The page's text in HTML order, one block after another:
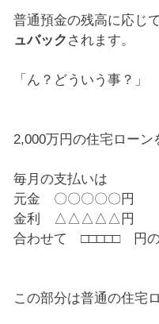
普通預金の残高に応じ
ュバック されます。
「ん？どういう事？」
2,000万円の住宅ローン
毎月の支払いは
元金 〇〇〇〇〇円
金利 △△△△△円
合わせて □□□□□ 円の
この部分は普通の住宅